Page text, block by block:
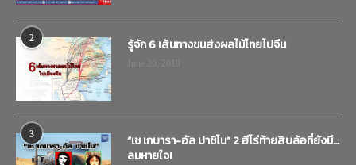
2 รู้จัก 6 เส้นทางขนส่งผลไม้ไทยไปจีน
3
“เช เกบารา-อัล ปาชิโน” 2 ฮีโร่ท้ายสิบล้อที่ยังมี…
ลมหายใจ!